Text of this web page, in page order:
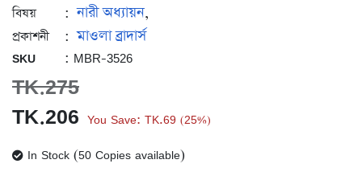
বিষয় : নারী অধ্যায়ন,
প্রকাশনী : মাওলা ব্রাদার্স
SKU : MBR-3526
TK.275
Original
price
TK.206 Current
price
You Save: TK.69 (25%)
In Stock (50 Copies available)